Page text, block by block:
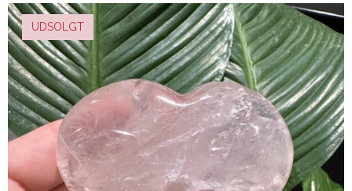
UDSOLGT